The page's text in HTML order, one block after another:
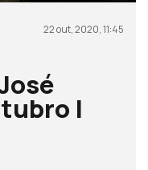
22 out, 2020, 11:45
|